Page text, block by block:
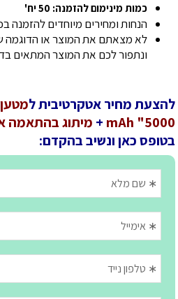
כמות מינימום להזמנה: 50 יח'
הנחות ומחירים מיוחדים להזמנה
לא מצאתם את המוצר או הדוגמה
ונתפור לכם את המוצר המתאים
להצעת מחיר אטקרטיבית ל
5000" mAh
+ מיתוג בהתאמה
בטופס כאן ונשיב בהקדם: